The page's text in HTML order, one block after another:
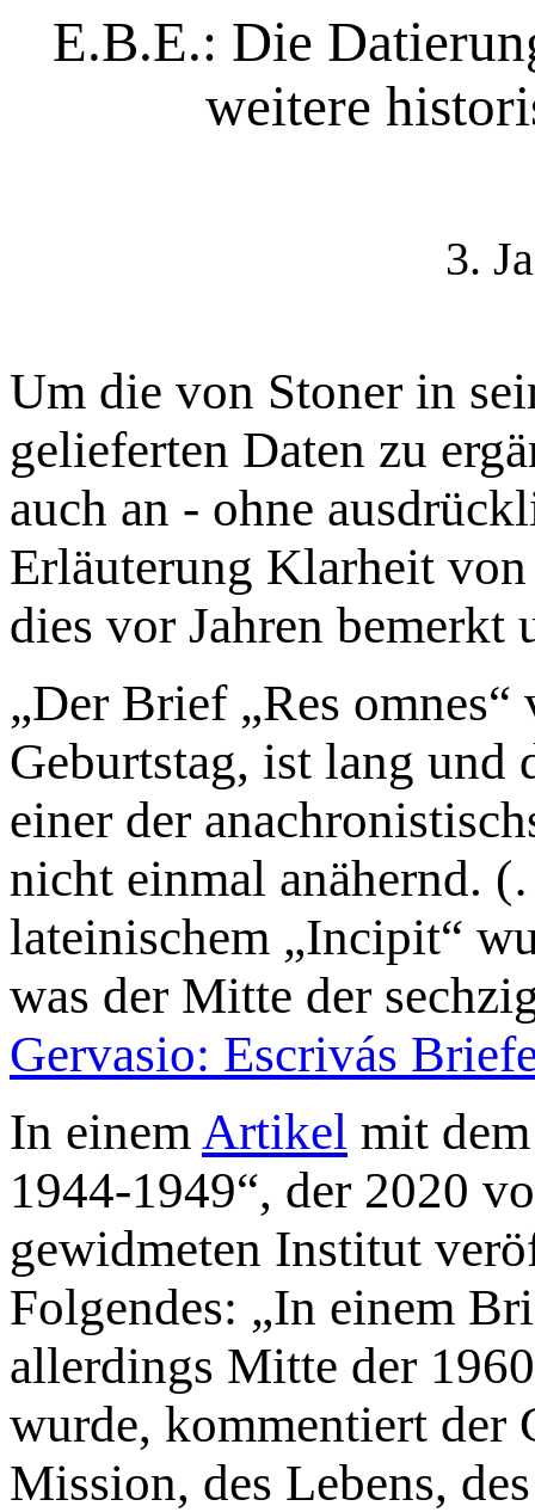
E.B.E.: Die
weitere
3.
Um die von Stoner in
gelieferten Daten zu
auch an - ohne
Erläuterung Klarheit
dies vor Jahren bemerkt
„Der Brief „Res
Geburtstag, ist lang und
einer der
nicht einmal anähernd.
lateinischem „Incipit“
was der Mitte der
Gervasio: Escrivás
In einem Artikel mit
1944-1949“, der 2020
gewidmeten Institut
Folgendes: „In einem
allerdings Mitte der
wurde, kommentiert der
Mission, des Lebens,